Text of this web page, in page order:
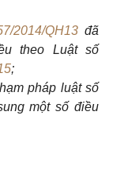
2014/QH13 đã
theo Luật số
;
pháp luật số
một số điều